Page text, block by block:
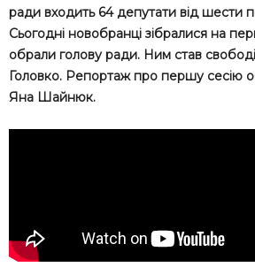
ради входить 64 депутати від шести
Сьогодні новобранці зібралися на
обрали голову ради. Ним став
Головко. Репортаж про першу сесію
Яна Шайнюк.